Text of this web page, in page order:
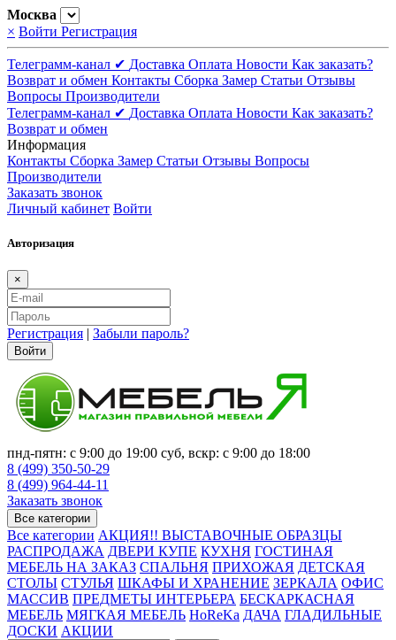
Москва
× Войти Регистрация
Телеграмм-канал ✔ Доставка Оплата Новости Как заказать?
Возврат и обмен Контакты Сборка Замер Статьи Отзывы
Вопросы Производители
Телеграмм-канал ✔ Доставка Оплата Новости Как заказать?
Возврат и обмен
Информация
Контакты Сборка Замер Статьи Отзывы Вопросы
Производители
Заказать звонок
Личный кабинет Войти
Авторизация
×
Регистрация | Забыли пароль?
Войти
пнд-пятн: с 9:00 до 19:00 суб, вскр: с 9:00 до 18:00
8 (499) 350-50-29
8 (499) 964-44-11
Заказать звонок
Все категории
Все категории АКЦИЯ!! ВЫСТАВОЧНЫЕ ОБРАЗЦЫ
РАСПРОДАЖА ДВЕРИ КУПЕ КУХНЯ ГОСТИНАЯ
МЕБЕЛЬ НА ЗАКАЗ СПАЛЬНЯ ПРИХОЖАЯ ДЕТСКАЯ
СТОЛЫ СТУЛЬЯ ШКАФЫ И ХРАНЕНИЕ ЗЕРКАЛА ОФИС
МАССИВ ПРЕДМЕТЫ ИНТЕРЬЕРА БЕСКАРКАСНАЯ
МЕБЕЛЬ МЯГКАЯ МЕБЕЛЬ HoReKa ДАЧА ГЛАДИЛЬНЫЕ
ДОСКИ АКЦИИ